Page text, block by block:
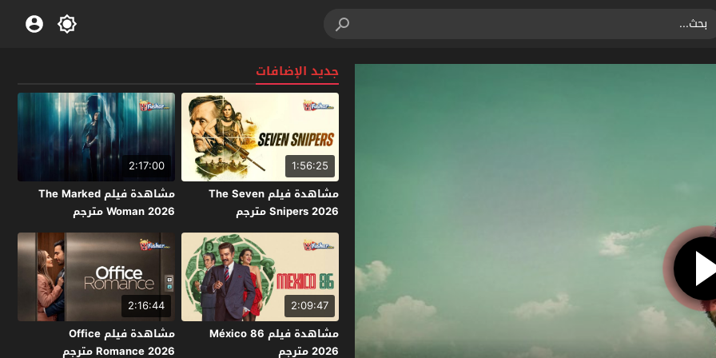
جديد الإضافات
1:56:25
مشاهدة فيلم The Seven
Snipers 2026 مترجم
2:17:00
مشاهدة فيلم The Marked
Woman 2026 مترجم
2:09:47
مشاهدة فيلم México 86
2026 مترجم
2:16:44
مشاهدة فيلم Office
Romance 2026 مترجم